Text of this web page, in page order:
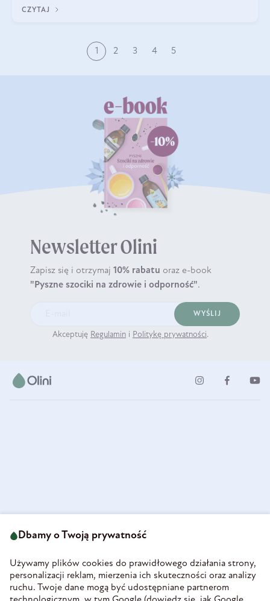
składnikiem obec
CZYTAJ
1 2 3 4 5
Newsletter Olini
Zapisz się i otrzymaj 10% rabatu oraz e-book
"Pyszne szociki na zdrowie i odporność".
WYŚLIJ
Akceptuję Regulamin i Politykę prywatności.
58-160 Świebodzice
REGON 890213034
INFORMACJE
Dbamy o Twoją prywatność
Używamy plików cookies do prawidłowego działania strony,
personalizacji reklam, mierzenia ich skuteczności oraz analizy
ruchu. Twoje dane mogą być udostępniane partnerom